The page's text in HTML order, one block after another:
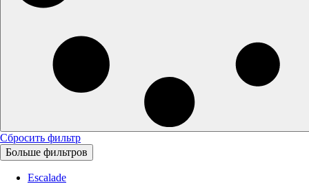
Сбросить фильтр
Больше фильтров
Escalade